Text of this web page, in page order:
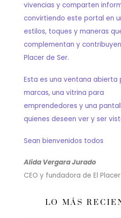
vivencias y comparten
convirtiendo este portal en
estilos, toques y maneras
complementan y
Placer de Ser.
Esta es una ventana abierta
marcas, una vitrina para
emprendedores y una
quienes deseen ver y ser
Sean bienvenidos todos
Alida Vergara Jurado
CEO y fundadora de El
LO MÁS